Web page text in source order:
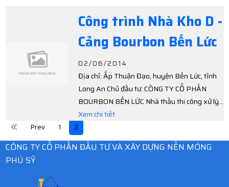
thầu thi công phần móng: Công ty cổ phần
Đầu tư & Xây dựng nền móng Phú Sỹ Tiến độ:
5 tháng
Công trình Nhà Kho D -
Cảng Bourbon Bến Lức
02/06/2014
Địa chỉ: Ấp Thuận Đạo, huyện Bến Lức, tỉnh
Long An Chủ đầu tư: CÔNG TY CỔ PHẦN
BOURBON BẾN LỨC Nhà thầu thi công xử lý
nền: Công ty Cổ phần Đầu tư và Xây dựng nền
Xem chi tiết
Prev 1 2
CÔNG TY CỔ PHẦN ĐẦU TƯ VÀ XÂY DỰNG NỀN MÓNG
PHÚ SỸ